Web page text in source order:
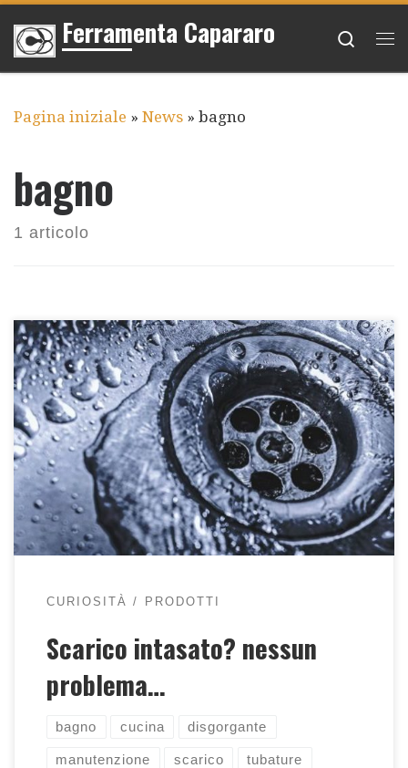
Passa al contenuto
Ferramenta Capararo
Pagina iniziale » News » bagno
bagno
1 articolo
qualche consiglio su come disgorgare gli
scarichi intasati delle nostre abitazioni
CURIOSITÀ PRODOTTI
Scarico intasato? nessun
problema…
bagno cucina disgorgante
manutenzione scarico tubature